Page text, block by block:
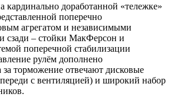
кардинально доработанной «тележке»
поперечно
агрегатом и независимыми
сзади – стойки МакФерсон и
поперечной стабилизации
рулём дополнено
за торможение отвечают дисковые
с вентиляцией) и широкий набор